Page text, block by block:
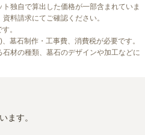
独自で算出した価格が一部含まれていま
料請求にてご確認ください。
。
墓石制作・工事費、消費税が必要です。
石材の種類、墓石のデザインや加工などに
ます。